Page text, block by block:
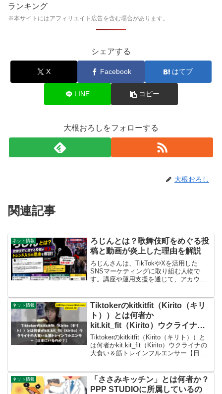
ランキング
※本サイトにはアフィリエイト広告を含む場合があります。
シェアする
X Facebook はてブ
LINE コピー
大根おろしをフォローする
大根おろし
関連記事
ネット情報
ろじんとは？歌舞伎町をめぐる投
稿と動画が炎上した理由を解説
ろじんさんは、TikTokやXを活用した
SNSマーケティングに取り組む人物で
す。講座や運用支援を通じて、アカウン
活動内容や注目された理由、公開されて
いるプロフィールを紹...
ネット情報
Tiktokerのkitkitfit（Kirito（キリ
ト））とは何者か
kit.kit_fit（Kirito）ウクライナの
大食い＆筋トレインフルエンサー
【日本にいるのか？】
Tiktokerのkitkitfit（Kirito（キリト））と
は何者かkit.kit_fit（Kirito）ウクライナの
大食い＆筋トレインフルエンサー【日本
ネット情報
「ささみキッチン」とは何者か？
PPP STUDIOに所属しているの